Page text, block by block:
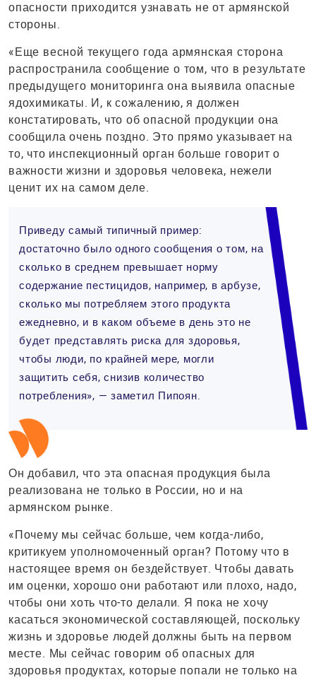
опасности приходится узнавать не от армянской
стороны.
«Еще весной текущего года армянская сторона
распространила сообщение о том, что в результате
предыдущего мониторинга она выявила опасные
ядохимикаты. И, к сожалению, я должен
констатировать, что об опасной продукции она
сообщила очень поздно. Это прямо указывает на
то, что инспекционный орган больше говорит о
важности жизни и здоровья человека, нежели
ценит их на самом деле.
Приведу самый типичный пример:
достаточно было одного сообщения о том, на
сколько в среднем превышает норму
содержание пестицидов, например, в арбузе,
сколько мы потребляем этого продукта
ежедневно, и в каком объеме в день это не
будет представлять риска для здоровья,
чтобы люди, по крайней мере, могли
защитить себя, снизив количество
потребления», — заметил Пипоян.
Он добавил, что эта опасная продукция была
реализована не только в России, но и на
армянском рынке.
«Почему мы сейчас больше, чем когда-либо,
критикуем уполномоченный орган? Потому что в
настоящее время он бездействует. Чтобы давать
им оценки, хорошо они работают или плохо, надо,
чтобы они хоть что-то делали. Я пока не хочу
касаться экономической составляющей, поскольку
жизнь и здоровье людей должны быть на первом
месте. Мы сейчас говорим об опасных для
здоровья продуктах, которые попали не только на